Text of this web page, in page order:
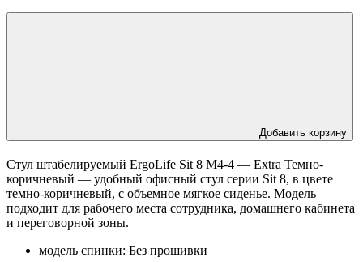
Добавить корзину
Стул штабелируемый ErgoLife Sit 8 M4-4 — Extra Темно-
коричневый — удобный офисный стул серии Sit 8, в цвете
темно-коричневый, с объемное мягкое сиденье. Модель
подходит для рабочего места сотрудника, домашнего кабинета
и переговорной зоны.
модель спинки: Без прошивки